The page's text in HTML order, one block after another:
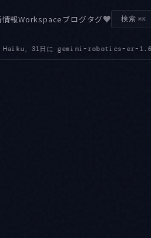
情報Workspaceブログタグ♥ 検索 ⌘K
IMAGE — Imagen 4.0 の GA エンドポイン